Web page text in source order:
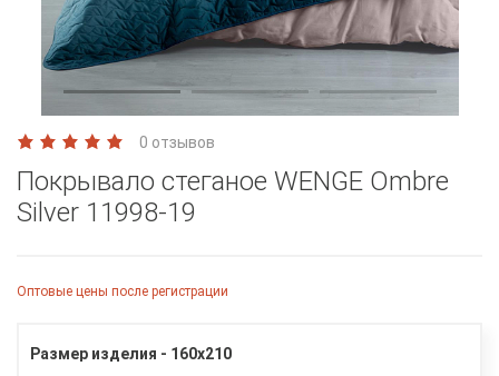
0 отзывов
Покрывало стеганое WENGE Ombre
Silver 11998-19
Оптовые цены после регистрации
Размер изделия - 160х210